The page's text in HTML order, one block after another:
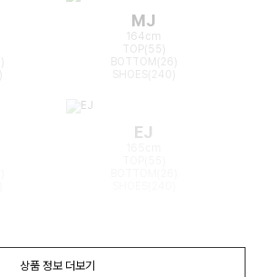
MJ
164cm
TOP(55)
BOTTOM(26)
EJ
상품 정보 더보기